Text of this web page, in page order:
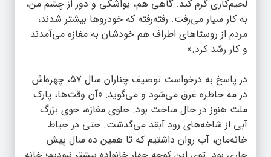
لحیم‌کاری گرم کند. گاهی هم، یواشکی و دور از چشم من،
به کار سیار می‌رفت. رفته‌رفته که خودروها بیشتر شدند،
مردم از روستاهای اطراف هم خودشان به مغازه می‌آمدند
و کار رشد کرد.»
در پاسخ به درخواست توصیف چناران سال ۵۷، چهره‌اش
در مه خاطره غرق می‌شود و می‌گوید: «آن وقت‌ها، پارک
ملت هنوز در حال ساخت بود. جلوی مغازه، جوی بزرگ
آبی از شاخه‌های رود آبقد می‌گذشت. حتی در حیاط
خانه‌مان، آب روان داشتیم که تا همین ده سال پیش